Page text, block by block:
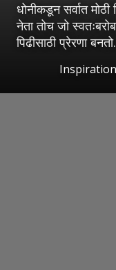
धोनीकडून सर्वात
नेता तोच जो
पिढीसाठी प्रेरणा बनतो.